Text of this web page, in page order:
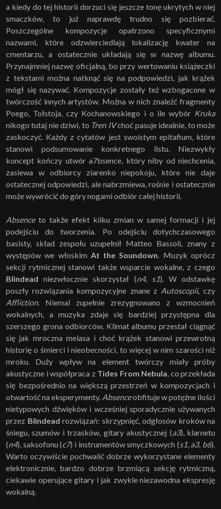
a kiedy do tej historii dorzuci się jeszcze tonę ukrytych w niej
smaczków, to już naprawdę trudno się pozbierać.
Poszczególne kompozycje opatrzono specyficznymi
nazwami, które odzwierciedlają lokalizację kwater na
cmentarzu, a ostatecznie układają się w nazwę albumu.
Przynajmniej nazwę oficjalną, bo przy wertowaniu książeczki
z tekstami można natknąć się na podpowiedzi, jak krążek
mógł się nazywać. Kompozycje zostały też wzbogacone w
twórczość innych artystów. Można w nich znaleźć fragmenty
Poego, Tołstoja, czy Kochanowskiego i o ile wybór Kruka
nikogo tutaj nie dziwi, to Tren IVchoć pasuje idealnie, to może
zaskoczyć. Każdy z cytatów jest swoistym epitafium, które
stanowi podsumowanie konkretnego listu. Niezwykły
koncept kończy utwór a7bsence, który niby od niechcenia,
zasiewa w odbiorcy ziarenko niepokoju, które nie daje
ostatecznej odpowiedzi, ale nabrzmiewa, rośnie i ostatecznie
może wywrócić do góry nogami odbiór całej historii.
Absenceto także efekt kilku zmian w samej formacji i jej
podejściu do tworzenia. Po odejściu dotychczasowego
basisty, skład zespołu uzupełnił Matteo Bassoli, znany z
występów we włoskim At the Soundown . Muzyk oprócz
sekcji rytmicznej stanowi także wsparcie wokalne, z czego
Blindead niezwłocznie skorzystał (n4, s1). W odstawkę
poszły rozwiązania kompozycyjne znane z Autoscopii,czy
Affliction. Niemal zupełnie zrezygnowano z wzmocnień
wokalnych, a muzyka zdaje się bardziej przystępna dla
szerszego grona odbiorców. Klimat albumu przestał ciągnąć
się jak mroczna melasa i choć krążek stanowi przewrotną
historię o śmierci i nieobecności, to więcej w nim szarości niż
mroku. Duży wpływ na element twórczy miały próby
akustyczne i współpraca z Tides From Nebula , co przekłada
się bezpośrednio na większą przestrzeń w kompozycjach i
otwartość na eksperymenty. Absenceobfituje w potężne ilości
nietypowych dźwięków i wcześniej sporadycznie używanych
przez Blindead rozwiązań: skrzypnięć, odgłosów kroków na
śniegu, szumów i trzasków, gitary akustycznej (a3), klarnetu
(n4), saksofonu (c7) i instrumentów smyczkowych (s1, a3, b6).
Warto oczywiście pochwalić dobrze wykorzystane elementy
elektronicznie, bardzo dobrze brzmiącą sekcję rytmiczną,
ciekawie operujące gitary i jak zwykle niezawodna ekspresję
wokalną.